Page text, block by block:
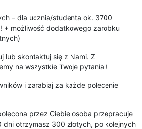
– dla ucznia/studenta ok. 3700
+ możliwość dodatkowego zarobku
lub skontaktuj się z Nami. Z
na wszystkie Twoje pytania !
i zarabiaj za każde polecenie
przez Ciebie osoba przepracuje
dni otrzymasz 300 złotych, po kolejnych